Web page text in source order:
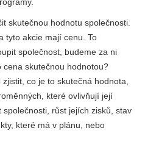
skutečnou hodnotu společnosti.
tyto akcie mají cenu. To
společnost, budeme za ni
cena skutečnou hodnotou?
co je to skutečná hodnota,
které ovlivňují její
růst jejích zisků, stav
které má v plánu, nebo